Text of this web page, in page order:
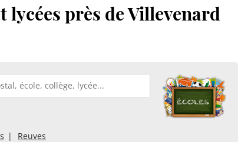
lycées près de Villevenard
Reuves